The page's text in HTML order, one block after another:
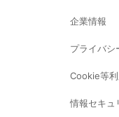
企業情報
プライバシ
Cookie等
情報セキュ